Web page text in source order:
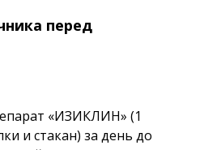
перед
«ИЗИКЛИН» (1
и стакан) за день до